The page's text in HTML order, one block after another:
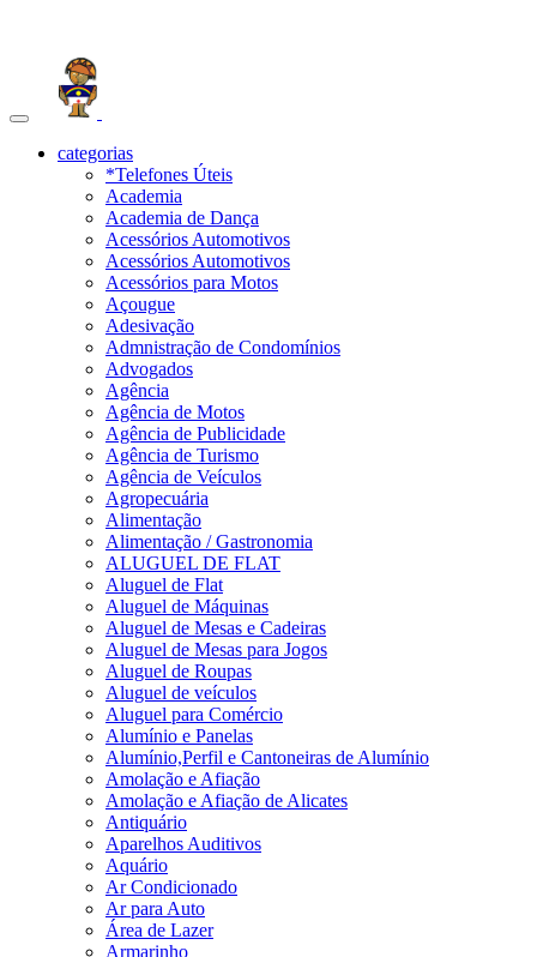
Toggle
navigationcategorias
*Telefones Úteis
Academia
Academia de Dança
Acessórios Automotivos
Acessórios Automotivos
Acessórios para Motos
Açougue
Adesivação
Admnistração de Condomínios
Advogados
Agência
Agência de Motos
Agência de Publicidade
Agência de Turismo
Agência de Veículos
Agropecuária
Alimentação
Alimentação / Gastronomia
ALUGUEL DE FLAT
Aluguel de Flat
Aluguel de Máquinas
Aluguel de Mesas e Cadeiras
Aluguel de Mesas para Jogos
Aluguel de Roupas
Aluguel de veículos
Aluguel para Comércio
Alumínio e Panelas
Alumínio,Perfil e Cantoneiras de Alumínio
Amolação e Afiação
Amolação e Afiação de Alicates
Antiquário
Aparelhos Auditivos
Aquário
Ar Condicionado
Ar para Auto
Área de Lazer
Armarinho